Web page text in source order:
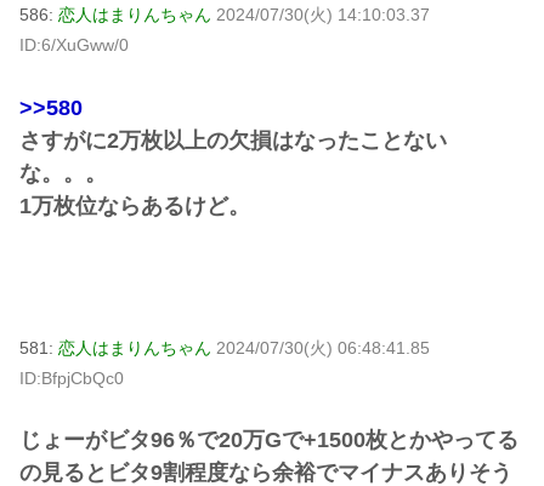
586: 恋人はまりんちゃん 2024/07/30(火) 14:10:03.37
ID:6/XuGww/0
>>580
さすがに2万枚以上の欠損はなったことない
な。。。
1万枚位ならあるけど。
581: 恋人はまりんちゃん 2024/07/30(火) 06:48:41.85
ID:BfpjCbQc0
じょーがビタ96％で20万Gで+1500枚とかやってる
の見るとビタ9割程度なら余裕でマイナスありそう